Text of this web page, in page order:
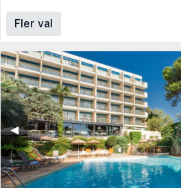
Fler val
◀︎